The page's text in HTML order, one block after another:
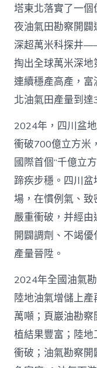
塔東北落實了一
夜油氣田勘察開
深超萬米科探井
掏出全球萬米深
連續穩產高產，
北油氣田產量到達
2024年，四川盆
衝破700億立方米
國際首個“千億立
蹄疾步穩。四川
場，在慣例氣、
嚴重衝破，并經
開闢調劑、不竭
產量晉陞。
2024年全國油氣
陸地油氣增儲上
萬噸；頁巖油勘
植結果豐富；陸
衝破；油氣勘察開